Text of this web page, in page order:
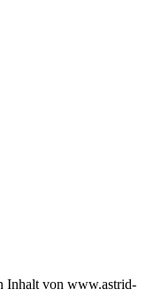
Inhalt von www.astrid-